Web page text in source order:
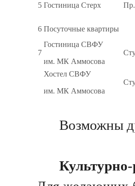
5 Гостиница Стерх
6 Посуточные квартиры
7
Гостиница СВФУ
им. МК Аммосова
Хостел СВФУ
им. МК Аммосова
Возможны